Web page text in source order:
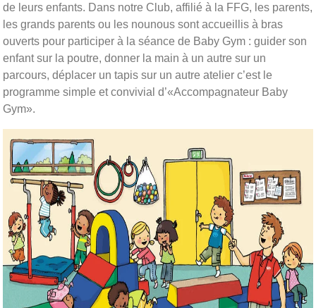
de leurs enfants. Dans notre Club, affilié à la FFG, les parents,
les grands parents ou les nounous sont accueillis à bras
ouverts pour participer à la séance de Baby Gym : guider son
enfant sur la poutre, donner la main à un autre sur un
parcours, déplacer un tapis sur un autre atelier c’est le
programme simple et convivial d’«Accompagnateur Baby
Gym».